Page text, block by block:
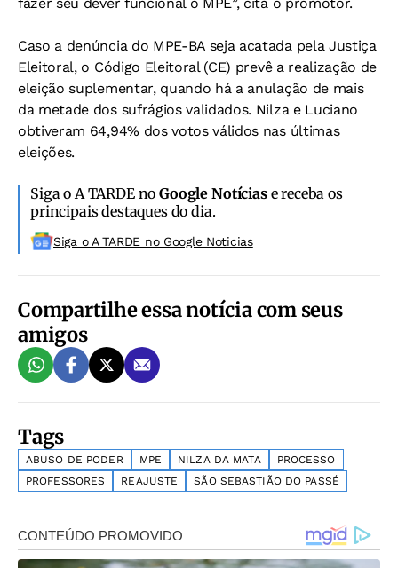
Caso a denúncia do MPE-BA seja acatada pela Justiça
Eleitoral, o Código Eleitoral (CE) prevê a realização de
eleição suplementar, quando há a anulação de mais
da metade dos sufrágios validados. Nilza e Luciano
obtiveram 64,94% dos votos válidos nas últimas
eleições.
Siga o A TARDE noGoogle Notíciase receba os
principais destaques do dia.
Siga o A TARDE no Google Noticias
Compartilhe essa notícia com seus
amigos
Tags
ABUSO DE PODER MPE NILZA DA MATA
PROCESSO
PROFESSORES
REAJUSTE SÃO SEBASTIÃO DO PASSÉ